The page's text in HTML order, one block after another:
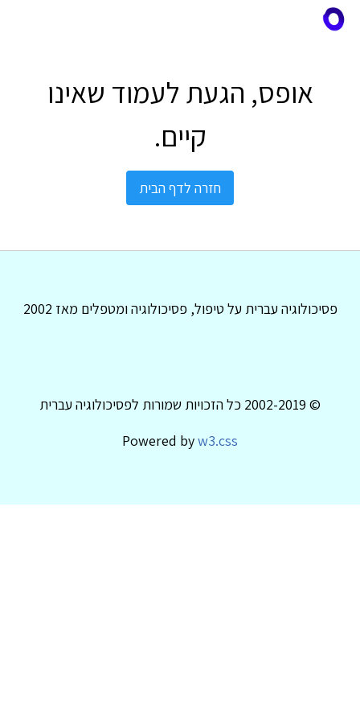
אופס, הגעת לעמוד שאינו
קיים.
חזרה לדף הבית
פסיכולוגיה עברית על טיפול, פסיכולוגיה ומטפלים מאז 2002
© 2002-2019 כל הזכויות שמורות לפסיכולוגיה עברית
Powered byw3.css